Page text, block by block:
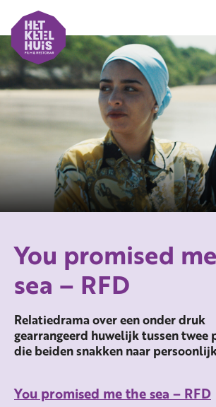
You promised
sea – RFD
Relatiedrama over een onder druk
gearrangeerd huwelijk tussen twee
die beiden snakken naar
You promised me the sea – RFD